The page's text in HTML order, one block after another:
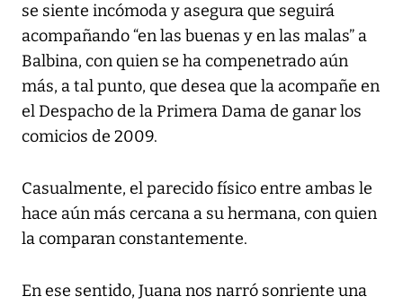
se siente incómoda y asegura que seguirá
acompañando “en las buenas y en las malas” a
Balbina, con quien se ha compenetrado aún
más, a tal punto, que desea que la acompañe en
el Despacho de la Primera Dama de ganar los
comicios de 2009.
Casualmente, el parecido físico entre ambas le
hace aún más cercana a su hermana, con quien
la comparan constantemente.
En ese sentido, Juana nos narró sonriente una